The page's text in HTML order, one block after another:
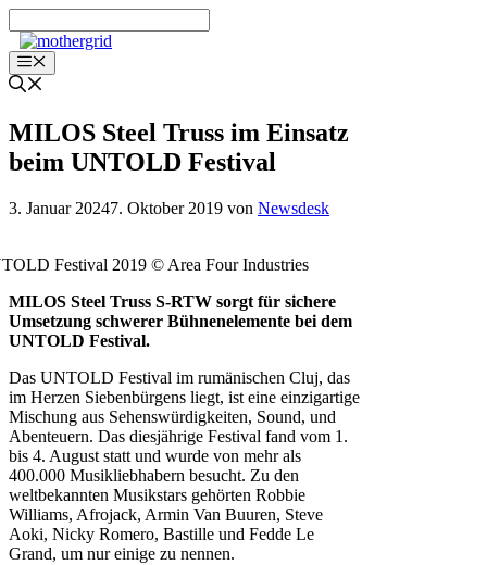
Inhalt
springenMenü
MILOS Steel Truss im Einsatz
beim UNTOLD Festival
3. Januar 20247. Oktober 2019 von Newsdesk
Festival 2019 © Area Four Industries
MILOS Steel Truss S-RTW sorgt für sichere
Umsetzung schwerer Bühnenelemente bei dem
UNTOLD Festival.
Das UNTOLD Festival im rumänischen Cluj, das
im Herzen Siebenbürgens liegt, ist eine einzigartige
Mischung aus Sehenswürdigkeiten, Sound, und
Abenteuern. Das diesjährige Festival fand vom 1.
bis 4. August statt und wurde von mehr als
400.000 Musikliebhabern besucht. Zu den
weltbekannten Musikstars gehörten Robbie
Williams, Afrojack, Armin Van Buuren, Steve
Aoki, Nicky Romero, Bastille und Fedde Le
Grand, um nur einige zu nennen.